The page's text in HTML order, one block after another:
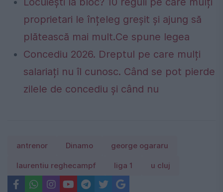
proprietari le înțeleg greșit și ajung să
plătească mai mult.Ce spune legea
Concediu 2026. Dreptul pe care mulți
salariați nu îl cunosc. Când se pot pierde
zilele de concediu și când nu
antrenor Dinamo george ogararu
laurentiu reghecampf liga 1 u cluj